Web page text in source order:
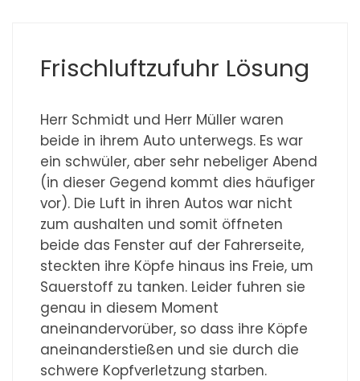
Frischluftzufuhr Lösung
Herr Schmidt und Herr Müller waren
beide in ihrem Auto unterwegs. Es war
ein schwüler, aber sehr nebeliger Abend
(in dieser Gegend kommt dies häufiger
vor). Die Luft in ihren Autos war nicht
zum aushalten und somit öffneten
beide das Fenster auf der Fahrerseite,
steckten ihre Köpfe hinaus ins Freie, um
Sauerstoff zu tanken. Leider fuhren sie
genau in diesem Moment
aneinandervorüber, so dass ihre Köpfe
aneinanderstießen und sie durch die
schwere Kopfverletzung starben.